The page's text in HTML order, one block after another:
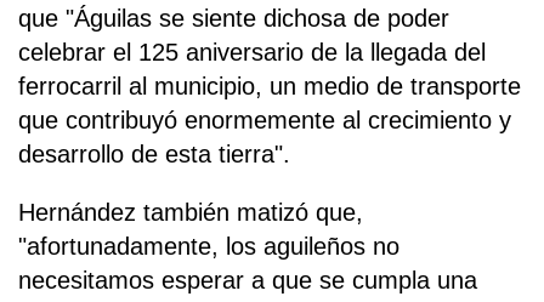
que "Águilas se siente dichosa de poder
celebrar el 125 aniversario de la llegada del
ferrocarril al municipio, un medio de transporte
que contribuyó enormemente al crecimiento y
desarrollo de esta tierra".
Hernández también matizó que,
"afortunadamente, los aguileños no
necesitamos esperar a que se cumpla una